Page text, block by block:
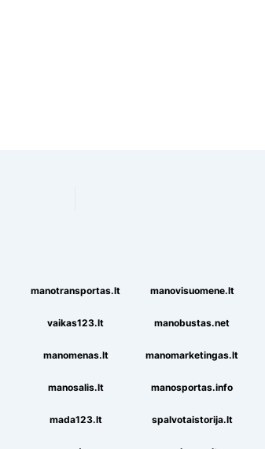
manotransportas.lt manovisuomene.lt
vaikas123.lt manobustas.net
manomenas.lt manomarketingas.lt
manosalis.lt manosportas.info
mada123.lt spalvotaistorija.lt